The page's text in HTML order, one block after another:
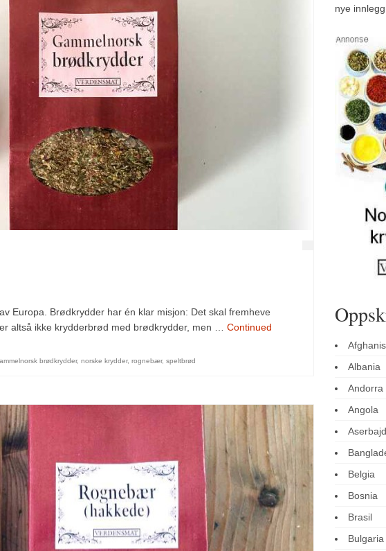
Europa. Brødkrydder har én klar misjon: Det skal fremheve
altså ikke krydderbrød med brødkrydder, men … Continued
brødkrydder, norske krydder, rognebær, speltbrød
nye
Albania
Andorra
Angola
Belgia
Bosnia
Brasil
Bulgaria